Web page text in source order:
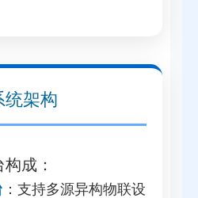
统架构
成：
： 支持多源异构物联设